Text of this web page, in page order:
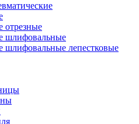
отрезные
шлифовальные
шлифовальные лепестковые